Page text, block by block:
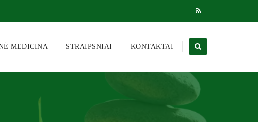
MEDICINA STRAIPSNIAI KONTAKTAI